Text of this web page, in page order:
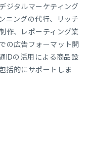
ジタルマーケティング
ニングの代行、リッチ
作、レポーティング業
の広告フォーマット開
IDの活用による商品設
括的にサポートしま